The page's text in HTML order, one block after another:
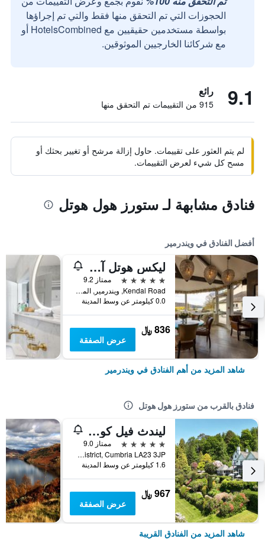
الحجوزات التي تم التحقق منها فقط والتي تم إجراؤها
بواسطة مستخدمين حقيقيين مع HotelsCombined أو
مع شركائنا الخارجيين الموثوقين.
9.1 رائع
915 من التقييمات تم التحقق منها
لم يتم العثور على تقييمات. حاول إزالة مرشح أو تغيير بحثك أو
مسح كل شيء لعرض التقييمات.
فنادق مشابهة لـ ستورز هول هوتل
أفضل الفنادق في ويندرمير
ليكس هوتل آند سبا
5 نجوم
ممتاز 9.2
Kendal Road, ويندرمير, المملكة المتحدة
0.0 كيلومتر عن وسط المدينة
836 ﷼
عرض الصفقة
شاهد المزيد من أهم الفنادق في ويندرمير
فنادق بالقرب من ستورز هول هوتل
ليندث فيل كونتري هاوس
5 نجوم
ممتاز 9.0
Lyth Valley Road, Windermere, The Lake District, Cumbria LA23 3JP, ويندرمير, المملكة المتحدة
1.6 كيلومتر عن وسط المدينة
967 ﷼
عرض الصفقة
شاهد المزيد من الفنادق القريبة